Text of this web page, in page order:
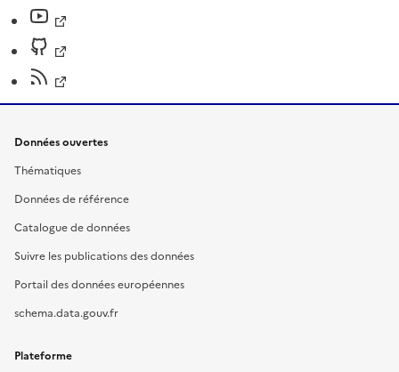
Données ouvertes
Thématiques
Données de référence
Catalogue de données
Suivre les publications des données
Portail des données européennes
schema.data.gouv.fr
Plateforme